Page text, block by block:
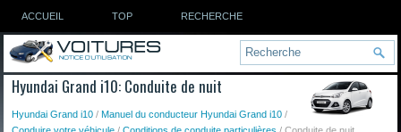
ACCUEIL TOP RECHERCHE
Hyundai Grand i10: Conduite de nuit
Hyundai Grand i10 /Manuel du conducteur Hyundai Grand i10 /